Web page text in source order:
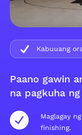
Paano gawin
na pagkuha
Maglagay
finishing.
Kabuuang